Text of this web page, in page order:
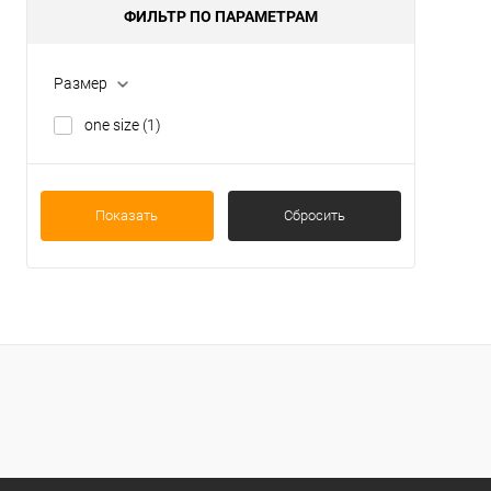
ФИЛЬТР ПО ПАРАМЕТРАМ
Размер
one size (1)
Показать Сбросить